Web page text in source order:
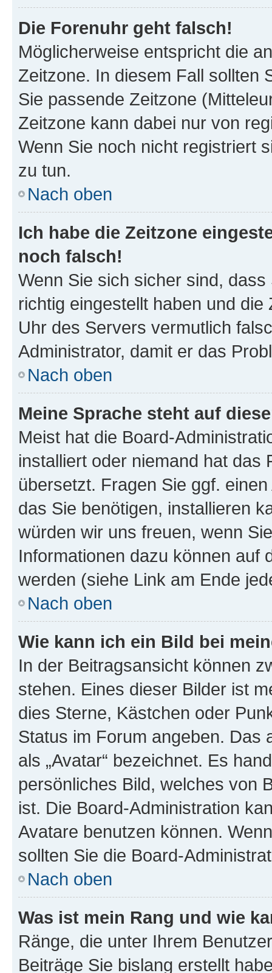
Die Forenuhr geht falsch!
Möglicherweise entspricht die
Zeitzone. In diesem Fall sollten
Sie passende Zeitzone
Zeitzone kann dabei nur von
Wenn Sie noch nicht registriert
zu tun.
Nach oben
Ich habe die Zeitzone
noch falsch!
Wenn Sie sich sicher sind,
richtig eingestellt haben und
Uhr des Servers vermutlich
Administrator, damit er das
Nach oben
Meine Sprache steht auf
Meist hat die Board-
installiert oder niemand hat das
übersetzt. Fragen Sie ggf.
das Sie benötigen, installieren
würden wir uns freuen, wenn
Informationen dazu können auf
werden (siehe Link am Ende
Nach oben
Wie kann ich ein Bild bei
In der Beitragsansicht können
stehen. Eines dieser Bilder ist
dies Sterne, Kästchen oder
Status im Forum angeben. Das
als „Avatar“ bezeichnet. Es
persönliches Bild, welches von
ist. Die Board-Administration
Avatare benutzen können.
sollten Sie die Board-
Nach oben
Was ist mein Rang und wie
Ränge, die unter Ihrem
Beiträge Sie bislang erstellt